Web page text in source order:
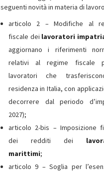
seguenti novità in materia di
articolo 2 – Modifiche al
fiscale dei lavoratori
aggiornano i riferimenti
relativi al regime fiscale
lavoratori che
residenza in Italia, con
decorrere dal periodo
2027);
articolo 2-bis – Imposizione
dei redditi dei
marittimi;
articolo 9 – Soglia per